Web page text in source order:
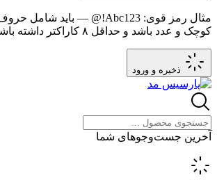
مثال رمز قوی: Abc123!@
— باید شامل
کوچک و عدد باشد و حداقل ۸ کاراکتر داشته باشد.
ذخیره و ورود
آخرین جست‌وجوهای شما